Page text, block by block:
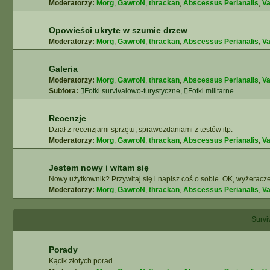
Moderatorzy: Morg, GawroN , thrackan, Abscessus Perianalis,
Opowieści ukryte w szumie drzew
Moderatorzy: Morg, GawroN, thrackan, Abscessus Perianalis,
Galeria
Moderatorzy: Morg, GawroN, thrackan, Abscessus Perianalis,
Subfora:
Fotki survivalowo-turystyczne, Fotki militarne
Recenzje
Dział z recenzjami sprzętu, sprawozdaniami z testów itp.
Moderatorzy: Morg, GawroN, thrackan, Abscessus Perianalis,
Jestem nowy i witam się
Nowy użytkownik? Przywitaj się i napisz coś o sobie. OK,
Moderatorzy: Morg, GawroN, thrackan, Abscessus Perianalis,
Porady
Kącik złotych porad